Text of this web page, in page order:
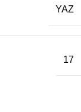
YAZ
17